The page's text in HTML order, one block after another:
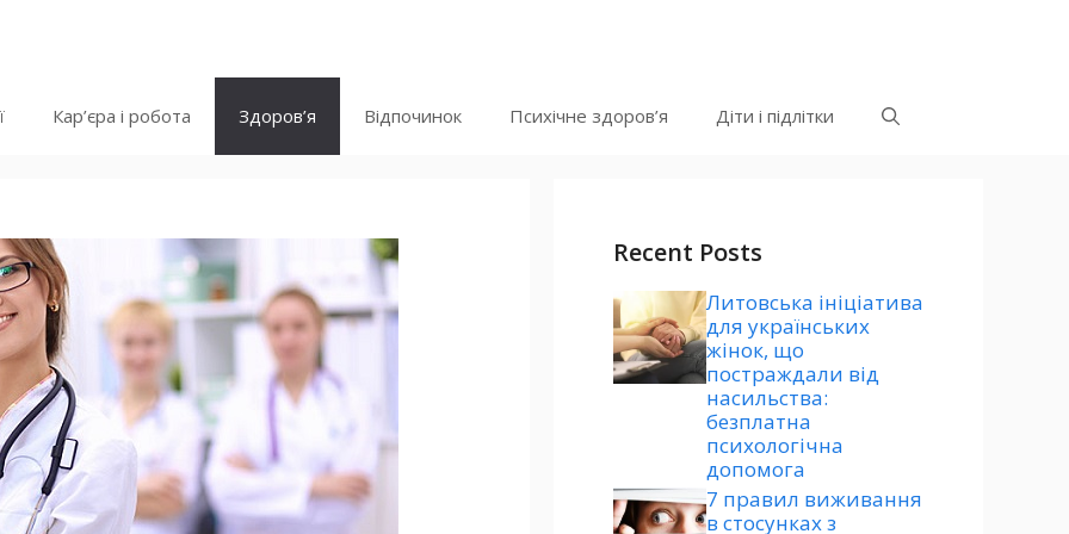
Кар’єра і робота Здоров’я Відпочинок Психічне здоров’я Діти і підлітки
Recent Posts
Литовська ініціатива
для українських
жінок, що
постраждали від
насильства:
безплатна
психологічна
допомога
7 правил виживання
в стосунках з